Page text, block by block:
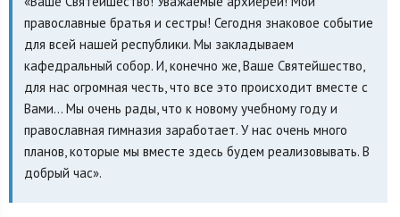
православные братья и сестры! Сегодня знаковое событие
для всей нашей республики. Мы закладываем
кафедральный собор. И, конечно же, Ваше Святейшество,
для нас огромная честь, что все это происходит вместе с
Вами... Мы очень рады, что к новому учебному году и
православная гимназия заработает. У нас очень много
планов, которые мы вместе здесь будем реализовывать. В
добрый час».